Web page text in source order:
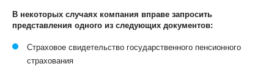
В некоторых случаях компания вправе запросить
представления одного из следующих документов:
Страховое свидетельство государственного пенсионного
страхования